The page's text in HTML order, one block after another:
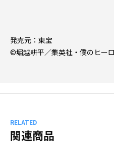
発売元：東宝
©堀越耕平／集英社・僕のヒー
RELATED
関連商品